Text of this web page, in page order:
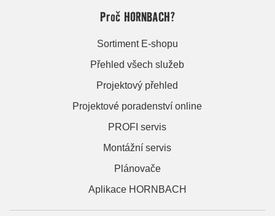
Proč HORNBACH?
Sortiment E-shopu
Přehled všech služeb
Projektový přehled
Projektové poradenství online
PROFI servis
Montážní servis
Plánovače
Aplikace HORNBACH